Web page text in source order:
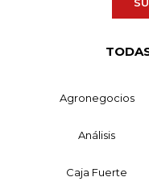
Agronegocios
Análisis
Caja Fuerte